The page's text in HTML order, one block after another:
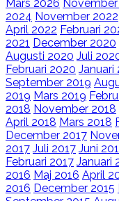
Mars 2026
2024 November 2022
April 2022 Februari
2021 December 2020
Augusti 2020 Juli
Februari 2020 Januari
September 2019
2019 Mars 2019
2018 November 2018
April 2018 Mars 2018
December 2017
2017 Juli 2017 Juni
Februari 2017 Januari
2016 Maj 2016 April
2016 December 2015